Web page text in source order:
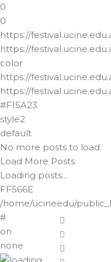
0
0
https://
https://
color
https://
https://
#F15A23
style2
default
No more posts to load.
Load More Posts
Loading posts...
FF566E
/home/ucineedu/
#
on
none